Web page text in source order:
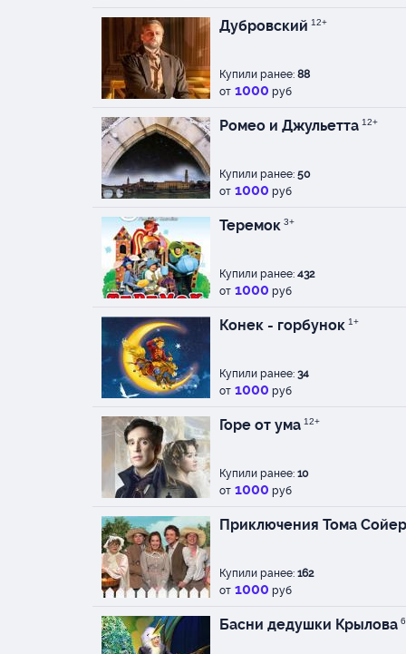
Дубровский 12+
Купили ранее: 88
от 1000 руб
Ромео и Джульетта 12+
Купили ранее: 50
от 1000 руб
Теремок 3+
Купили ранее: 432
от 1000 руб
Конек - горбунок 1+
Купили ранее: 34
от 1000 руб
Горе от ума 12+
Купили ранее: 10
от 1000 руб
Приключения Тома
Купили ранее: 162
от 1000 руб
Басни дедушки Крылова